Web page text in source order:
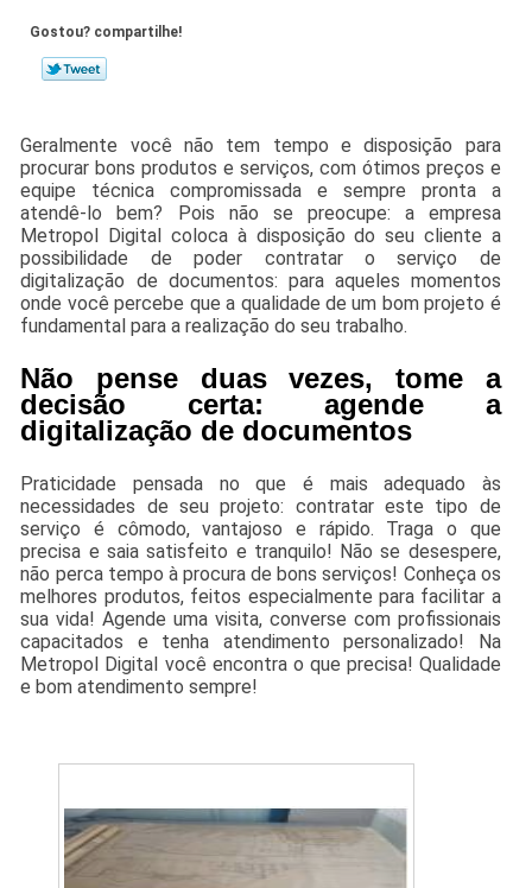
Gostou? compartilhe!
Geralmente você não tem tempo e disposição para
procurar bons produtos e serviços, com ótimos preços e
equipe técnica compromissada e sempre pronta a
atendê-lo bem? Pois não se preocupe: a empresa
Metropol Digital coloca à disposição do seu cliente a
possibilidade de poder contratar o serviço de
digitalização de documentos: para aqueles momentos
onde você percebe que a qualidade de um bom projeto é
fundamental para a realização do seu trabalho.
Não pense duas vezes, tome a
decisão certa: agende a
digitalização de documentos
Praticidade pensada no que é mais adequado às
necessidades de seu projeto: contratar este tipo de
serviço é cômodo, vantajoso e rápido. Traga o que
precisa e saia satisfeito e tranquilo! Não se desespere,
não perca tempo à procura de bons serviços! Conheça os
melhores produtos, feitos especialmente para facilitar a
sua vida! Agende uma visita, converse com profissionais
capacitados e tenha atendimento personalizado! Na
Metropol Digital você encontra o que precisa! Qualidade
e bom atendimento sempre!